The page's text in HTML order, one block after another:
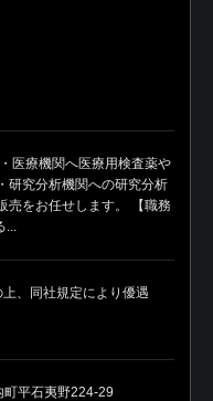
医療機関へ医療用検査薬や
研究分析機関への研究分析
売をお任せします。 【職務
、同社規定により優遇
平石夷野224-29